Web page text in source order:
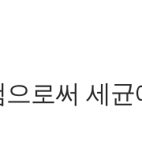
로써 세